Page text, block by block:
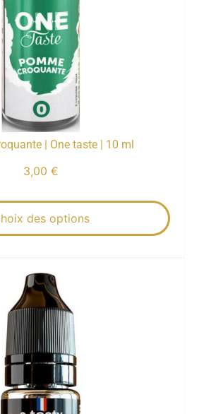
| One taste | 10 ml
3,00 €
des options